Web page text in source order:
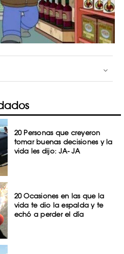
20 Personas que creyeron
tomar buenas decisiones y la
vida les dijo: JA- JA
20 Ocasiones en las que la
vida te dio la espalda y te
echó a perder el día